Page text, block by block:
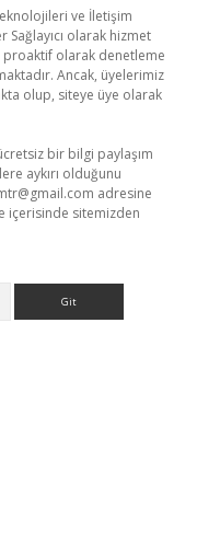
ve İletişim
Sağlayıcı olarak hizmet
olarak denetleme
Ancak, üyelerimiz
olup, siteye üye olarak
bir bilgi paylaşım
aykırı olduğunu
adresine
içerisinde sitemizden